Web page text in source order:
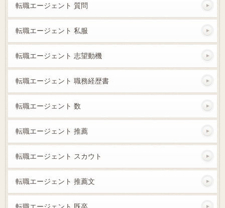
転職エージェント 質問
転職エージェント 私服
転職エージェント 志望動機
転職エージェント 職務経歴書
転職エージェント 数
転職エージェント 推薦
転職エージェント スカウト
転職エージェント 推薦文